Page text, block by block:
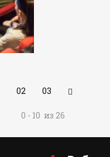
02 03
0 - 10 из 26